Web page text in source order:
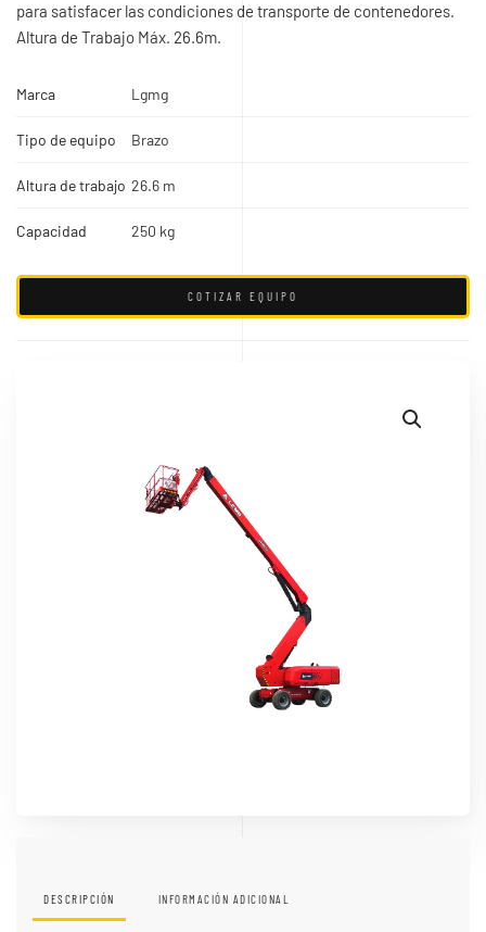
para satisfacer las condiciones de transporte de contenedores.
Altura de Trabajo Máx. 26.6m.
Marca Lgmg
Tipo de equipo Brazo
Altura de trabajo 26.6 m
Capacidad 250 kg
COTIZAR EQUIPO
DESCRIPCIÓN INFORMACIÓN ADICIONAL